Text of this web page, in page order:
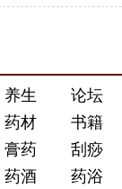
养生
论坛
药材
书籍
膏药
刮痧
药酒
药浴